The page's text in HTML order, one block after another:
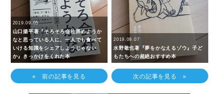
2019.09.05
山口揚平著『そろそろ会社辞めようか
なと思っている人に、一人でも食べて
いける知識をシェアしようじゃない
か』きっかけをくれた本
« 前の記事を見る
2019.09.07
水野敬也著『夢をかなえるゾウ』子ど
もたちへの超絶おすすめ本
次の記事を見る »